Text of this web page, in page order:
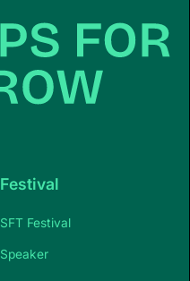
Festival
SFT Festival
Speaker